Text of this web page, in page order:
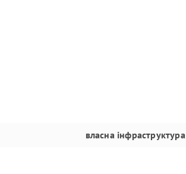
власна інфраструктура